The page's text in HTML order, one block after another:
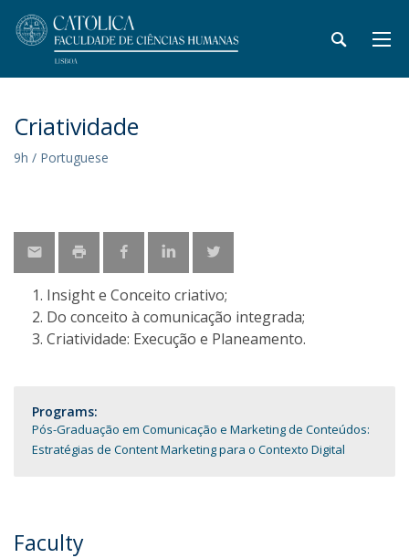
Criatividade
9h / Portuguese
Insight e Conceito criativo;
Do conceito à comunicação integrada;
Criatividade: Execução e Planeamento.
Programs:
Pós-Graduação em Comunicação e Marketing de Conteúdos:
Estratégias de Content Marketing para o Contexto Digital
Faculty